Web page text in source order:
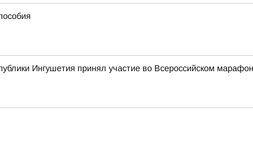
Ингушетия принял участие во Всероссийском